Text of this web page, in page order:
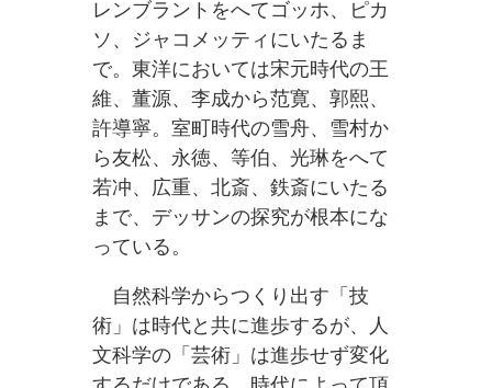
レンブラントをへてゴッホ、ピカ
ソ、ジャコメッティにいたるま
で。東洋においては宋元時代の王
維、董源、李成から范寛、郭熙、
許導寧。室町時代の雪舟、雪村か
ら友松、永徳、等伯、光琳をへて
若冲、広重、北斎、鉄斎にいたる
まで、デッサンの探究が根本にな
っている。
自然科学からつくり出す「技
術」は時代と共に進歩するが、人
文科学の「芸術」は進歩せず変化